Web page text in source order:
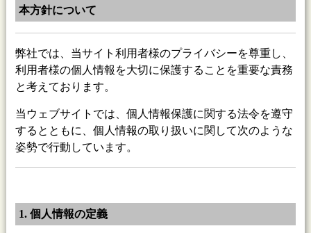
本方針について
弊社では、当サイト利用者様のプライバシーを尊重し、
利用者様の個人情報を大切に保護することを重要な責務
と考えております。
当ウェブサイトでは、個人情報保護に関する法令を遵守
するとともに、個人情報の取り扱いに関して次のような
姿勢で行動しています。
1. 個人情報の定義